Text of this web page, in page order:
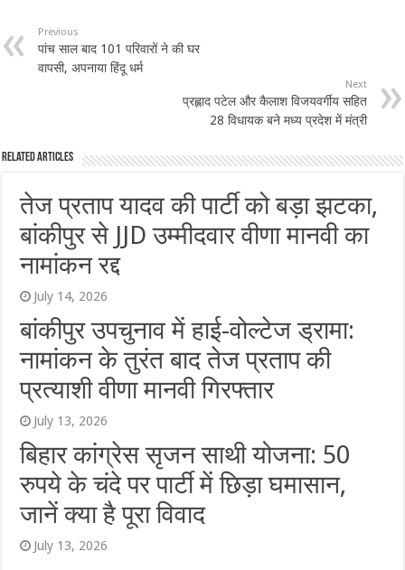
Previous
पांच साल बाद 101 परिवारों ने की घर
वापसी, अपनाया हिंदू धर्म
Next
प्रह्लाद पटेल और कैलाश विजयवर्गीय सहित
28 विधायक बने मध्य प्रदेश में मंत्री
Related Articles
तेज प्रताप यादव की पार्टी को बड़ा झटका,
बांकीपुर से JJD उम्मीदवार वीणा मानवी का
नामांकन रद्द
July 14, 2026
बांकीपुर उपचुनाव में हाई-वोल्टेज ड्रामा:
नामांकन के तुरंत बाद तेज प्रताप की
प्रत्याशी वीणा मानवी गिरफ्तार
July 13, 2026
बिहार कांग्रेस सृजन साथी योजना: 50
रुपये के चंदे पर पार्टी में छिड़ा घमासान,
जानें क्या है पूरा विवाद
July 13, 2026